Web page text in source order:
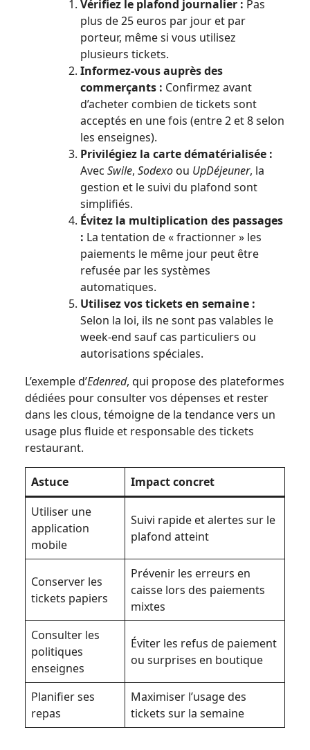
Vérifiez le plafond journalier : Pas
plus de 25 euros par jour et par
porteur, même si vous utilisez
plusieurs tickets.
Informez-vous auprès des
commerçants : Confirmez avant
d’acheter combien de tickets sont
acceptés en une fois (entre 2 et 8 selon
les enseignes).
Privilégiez la carte dématérialisée :
Avec Swile, Sodexo ou UpDéjeuner, la
gestion et le suivi du plafond sont
simplifiés.
Évitez la multiplication des passages
: La tentation de « fractionner » les
paiements le même jour peut être
refusée par les systèmes
automatiques.
Utilisez vos tickets en semaine :
Selon la loi, ils ne sont pas valables le
week-end sauf cas particuliers ou
autorisations spéciales.
L’exemple d’Edenred, qui propose des plateformes
dédiées pour consulter vos dépenses et rester
dans les clous, témoigne de la tendance vers un
usage plus fluide et responsable des tickets
restaurant.
Astuce
Impact concret
Utiliser une
application
mobile
Suivi rapide et alertes sur le
plafond atteint
Conserver les
tickets papiers
Prévenir les erreurs en
caisse lors des paiements
mixtes
Consulter les
politiques
enseignes
Éviter les refus de paiement
ou surprises en boutique
Planifier ses
repas
Maximiser l’usage des
tickets sur la semaine